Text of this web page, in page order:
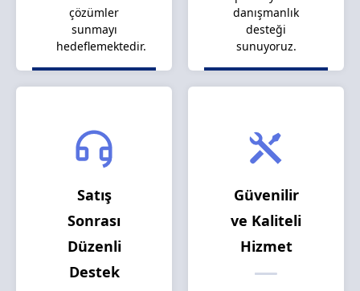
çözümler
sunmayı
hedeflemektedir.
danışmanlık
desteği
sunuyoruz.
Satış
Sonrası
Düzenli
Destek
Güvenilir
ve Kaliteli
Hizmet